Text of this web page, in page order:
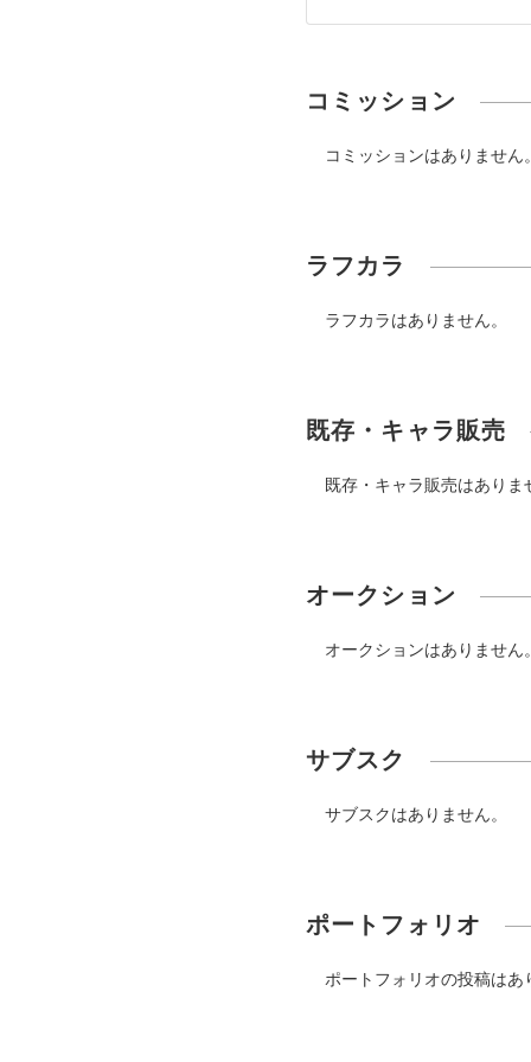
コミッション
コミッションはありません。
ラフカラ
ラフカラはありません。
既存・キャラ販売
既存・キャラ販売はありま
オークション
オークションはありません。
サブスク
サブスクはありません。
ポートフォリオ
ポートフォリオの投稿はあ